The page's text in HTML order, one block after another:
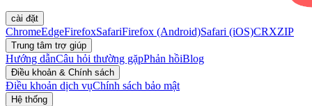
cài đặt
ChromeEdgeFirefoxSafariFirefox (Android)Safari (iOS)CRXZIP
Trung tâm trợ giúp
Hướng dẫnCâu hỏi thường gặpPhản hồiBlog
Điều khoản & Chính sách
Điều khoản dịch vụChính sách bảo mật
Hệ thống